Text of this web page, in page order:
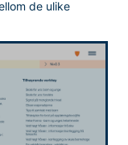
de ulike